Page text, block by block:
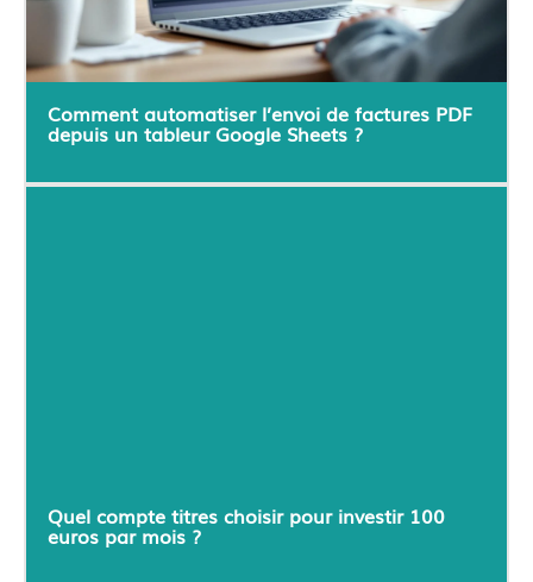
Comment automatiser l’envoi de factures PDF
depuis un tableur Google Sheets ?
Quel compte titres choisir pour investir 100
euros par mois ?